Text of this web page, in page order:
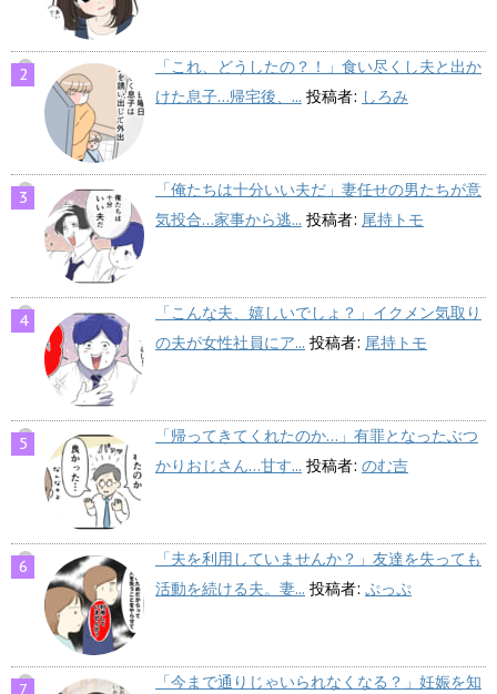
「これ、どうしたの？！」食い尽くし夫と出か
けた息子…帰宅後、... 投稿者: しろみ
「俺たちは十分いい夫だ」妻任せの男たちが意
気投合…家事から逃... 投稿者: 尾持トモ
「こんな夫、嬉しいでしょ？」イクメン気取り
の夫が女性社員にア... 投稿者: 尾持トモ
「帰ってきてくれたのか…」有罪となったぶつ
かりおじさん…甘す... 投稿者: のむ吉
「夫を利用していませんか？」友達を失っても
活動を続ける夫。妻... 投稿者: ぷっぷ
「今まで通りじゃいられなくなる？」妊娠を知